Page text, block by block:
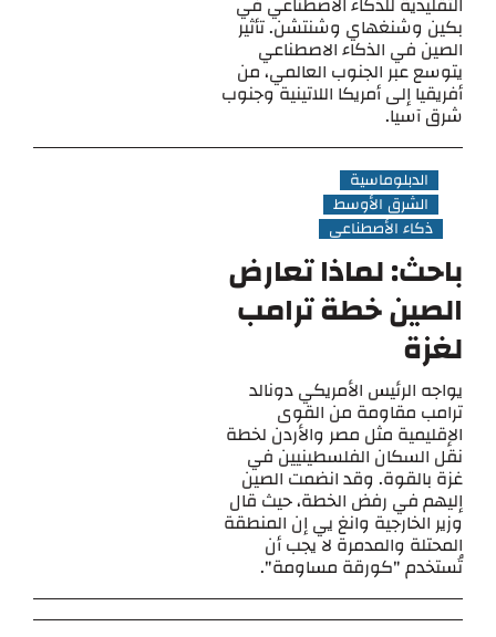
بكين وشنغهاي وشنتشن. تأثير
الصين في الذكاء الاصطناعي
يتوسع عبر الجنوب العالمي، من
أفريقيا إلى أمريكا اللاتينية وجنوب
شرق آسيا.
الدبلوماسية
الشرق الأوسط
ذكاء الأصطناعي
باحث: لماذا تعارض
الصين خطة ترامب
لغزة
يواجه الرئيس الأمريكي دونالد
ترامب مقاومة من القوى
الإقليمية مثل مصر والأردن لخطة
نقل السكان الفلسطينيين في
غزة بالقوة. وقد انضمت الصين
إليهم في رفض الخطة، حيث قال
وزير الخارجية وانغ يي إن المنطقة
المحتلة والمدمرة لا يجب أن
تُستخدم "كورقة مساومة".